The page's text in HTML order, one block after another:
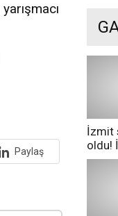
Paylaş
İzmit
oldu!
göle